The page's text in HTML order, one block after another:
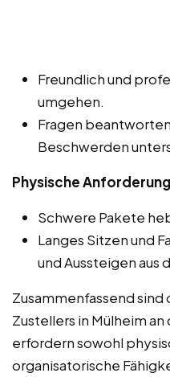
Freundlich und
umgehen.
Fragen
Beschwerden
Physische
Schwere Pakete
Langes Sitzen und
und Aussteigen aus
Zusammenfassend
Zustellers in Mülheim
erfordern sowohl
organisatorische